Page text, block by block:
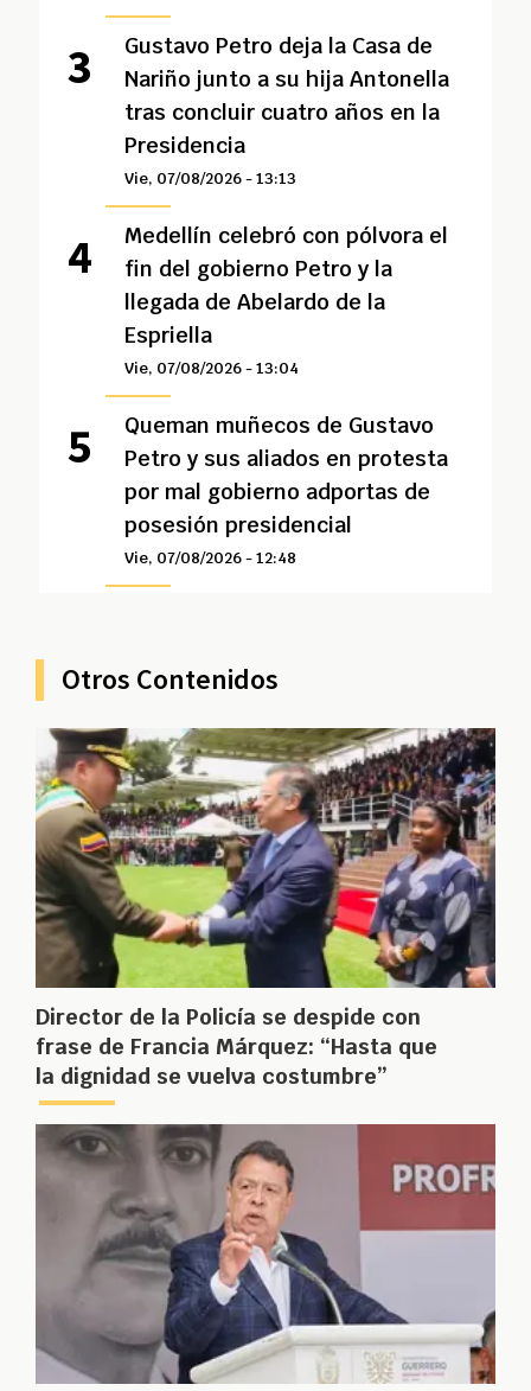
Gustavo Petro deja la Casa de
Nariño junto a su hija Antonella
tras concluir cuatro años en la
Presidencia
Vie, 07/08/2026 - 13:13
Medellín celebró con pólvora el
fin del gobierno Petro y la
llegada de Abelardo de la
Espriella
Vie, 07/08/2026 - 13:04
Queman muñecos de Gustavo
Petro y sus aliados en protesta
por mal gobierno adportas de
posesión presidencial
Vie, 07/08/2026 - 12:48
Otros Contenidos
Director de la Policía se despide con
frase de Francia Márquez: “Hasta que
la dignidad se vuelva costumbre”